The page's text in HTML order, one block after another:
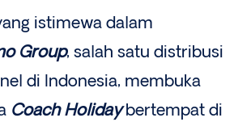
istimewa dalam
Group, salah satu distribusi
di Indonesia, membuka
Coach Holidaybertempat di